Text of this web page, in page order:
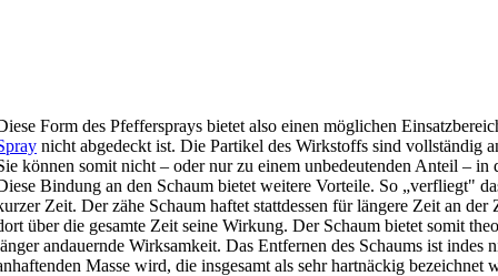
Form des Pfeffersprays bietet also einen möglichen
nicht abgedeckt ist. Die Partikel des Wirkstoffs sind vollständig
können somit nicht – oder nur zu einem unbedeutenden Anteil – in
Bindung an den Schaum bietet weitere Vorteile. So „verfliegt"
Zeit. Der zähe Schaum haftet stattdessen für längere Zeit an der
über die gesamte Zeit seine Wirkung. Der Schaum bietet somit
andauernde Wirksamkeit. Das Entfernen des Schaums ist indes
Masse wird, die insgesamt als sehr hartnäckig bezeichnet